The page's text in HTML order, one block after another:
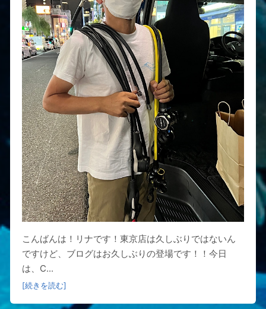
こんばんは！リナです！東京店は久しぶりではないん
ですけど、ブログはお久しぶりの登場です！！今日
は、C...
[続きを読む]